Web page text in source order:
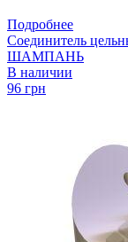
Подробнее
Соединитель
ШАМПАНЬ
В наличии
96 грн